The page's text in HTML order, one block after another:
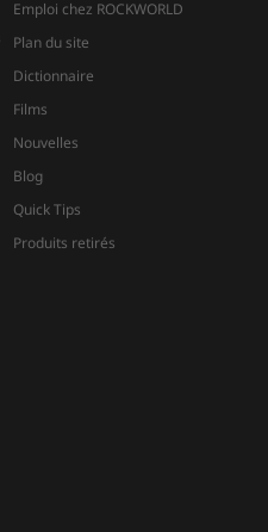
Emploi chez ROCKWORLD
Plan du site
Dictionnaire
Films
Nouvelles
Blog
Quick Tips
Produits retirés